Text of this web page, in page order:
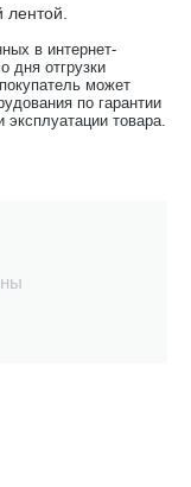
в интернет-
дня отгрузки
может
по гарантии
товара.